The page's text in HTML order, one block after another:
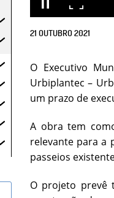
21 OUTUBRO2021
O Executivo
Urbiplantec –
um prazo de
A obra tem
relevante para a
passeios
O projeto prevê